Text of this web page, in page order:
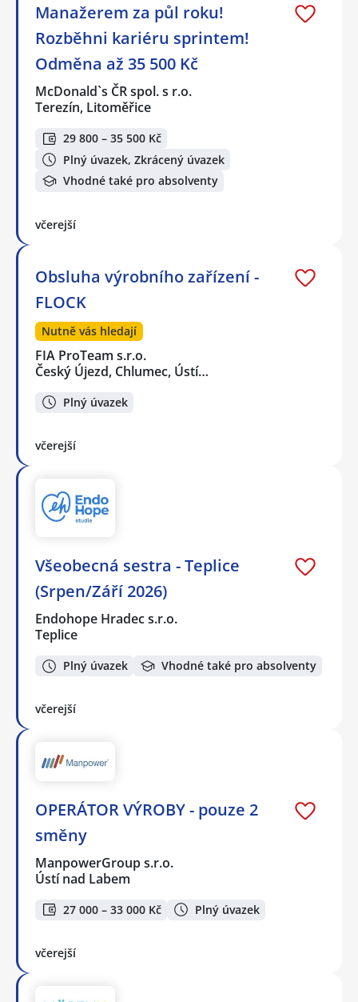
Manažerem za půl roku!
Rozběhni kariéru sprintem!
Odměna až 35 500 Kč
McDonald`s ČR spol. s r.o.
Terezín, Litoměřice
29 800 – 35 500 Kč
Plný úvazek, Zkrácený úvazek
Vhodné také pro absolventy
včerejší
Obsluha výrobního zařízení -
FLOCK
Nutně vás hledají
FIA ProTeam s.r.o.
Český Újezd, Chlumec, Ústí…
Plný úvazek
včerejší
Všeobecná sestra - Teplice
(Srpen/Září 2026)
Endohope Hradec s.r.o.
Teplice
Plný úvazek Vhodné také pro absolventy
včerejší
OPERÁTOR VÝROBY - pouze 2
směny
ManpowerGroup s.r.o.
Ústí nad Labem
27 000 – 33 000 Kč Plný úvazek
včerejší